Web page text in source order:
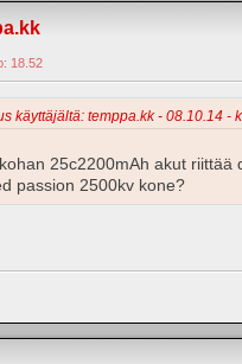
18.52
käyttäjältä: temppa.kk - 08.10.14 -
25c2200mAh akut riittää
passion 2500kv kone?